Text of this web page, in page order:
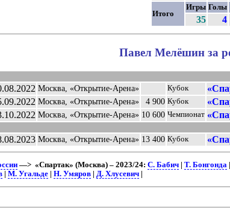
Итого
Игры Голы
35 4
Павел Мелёшин за
Москва, «Открытие-Арена» Кубок
Москва, «Открытие-Арена» 4 900 Кубок
Москва, «Открытие-Арена» 10 600 Чемпионат
Москва, «Открытие-Арена» 13 400 Кубок
—> «Спартак» (Москва) – 2023/24: С. Бабич| Т. Бонгонда|
| М. Угальде| Н. Умяров| Д. Хлусевич|